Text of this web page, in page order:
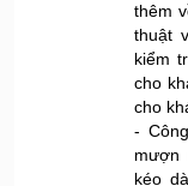
thêm
thuật
kiểm
cho
cho
-
mượn
kéo